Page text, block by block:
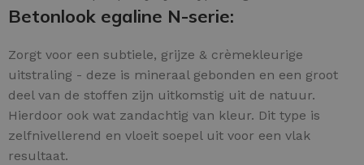
Betonlook egaline N-serie:
Zorgt voor een subtiele, grijze & crèmekleurige
uitstraling - deze is mineraal gebonden en een groot
deel van de stoffen zijn uitkomstig uit de natuur.
Hierdoor ook wat zandachtig van kleur. Dit type is
zelfnivellerend en vloeit soepel uit voor een vlak
resultaat.